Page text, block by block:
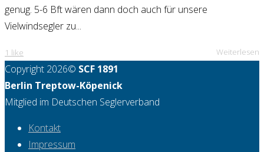
genug. 5-6 Bft wären dann doch auch für unsere
Vielwindsegler zu...
1 like Weiterlesen
Copyright 2026© SCF 1891
Berlin Treptow-Köpenick
Mitglied im Deutschen Seglerverband
Kontakt
Impressum